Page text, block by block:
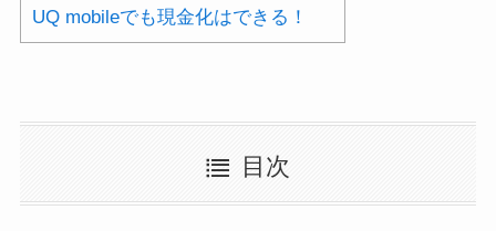
UQ mobileでも現金化はできる！
目次